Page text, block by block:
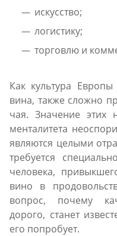
искусство;
логистику;
торговлю и
Как культура
вина, также сложно
чая. Значение этих
менталитета
являются целыми
требуется
человека,
вино в
вопрос, почему
дорого, станет
его попробует.